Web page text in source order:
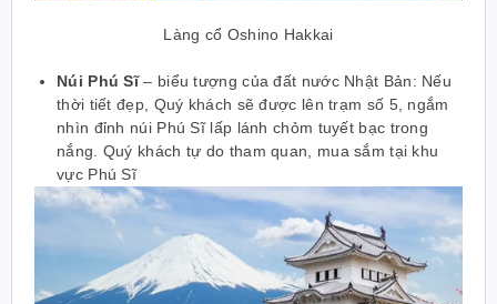
Làng cổ Oshino Hakkai
Núi Phú Sĩ – biểu tượng của đất nước Nhật Bản: Nếu
thời tiết đẹp, Quý khách sẽ được lên trạm số 5, ngắm
nhìn đỉnh núi Phú Sĩ lấp lánh chỏm tuyết bạc trong
nắng. Quý khách tự do tham quan, mua sắm tại khu
vực Phú Sĩ